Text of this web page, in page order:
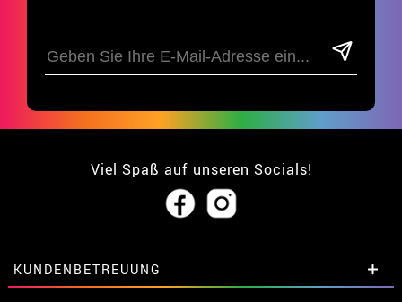
Viel Spaß auf unseren Socials!
KUNDENBETREUUNG